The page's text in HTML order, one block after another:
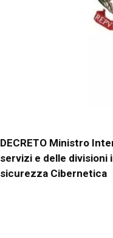
DECRETO Ministro
servizi e delle divisioni
sicurezza Cibernetica